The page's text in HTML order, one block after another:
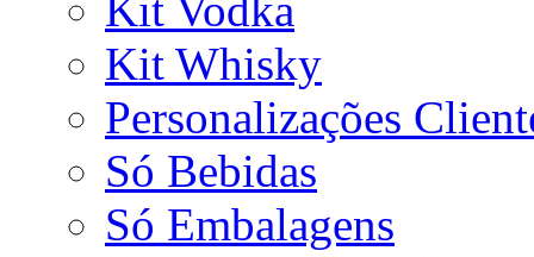
Kit Whisky
Personalizações
Só Bebidas
Só Embalagens